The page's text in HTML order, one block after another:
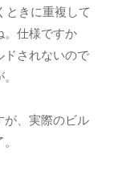
ときに重複して
。仕様ですか
ドされないので
が、実際のビル